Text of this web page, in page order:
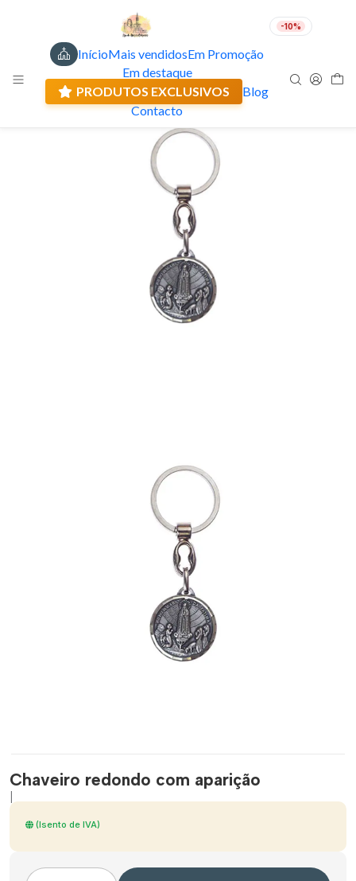
-10%
InícioMais vendidosEm Promoção
Em destaque
PRODUTOS EXCLUSIVOS
Blog
Contacto
EUR
Chaveiro redondo com aparição
(Isento de IVA)